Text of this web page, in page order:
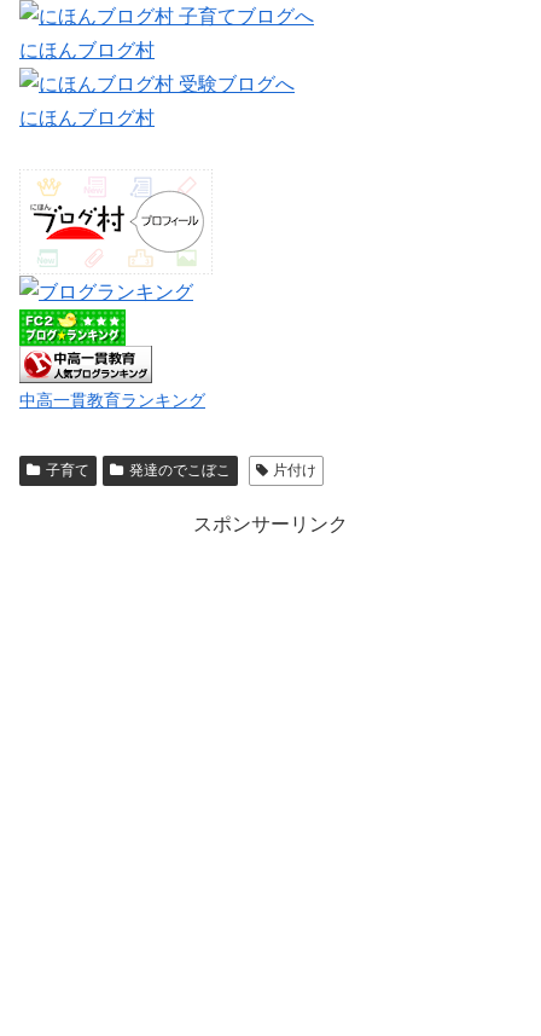
にほんブログ村
にほんブログ村
中高一貫教育ランキング
子育て 発達のでこぼこ 片付け
スポンサーリンク